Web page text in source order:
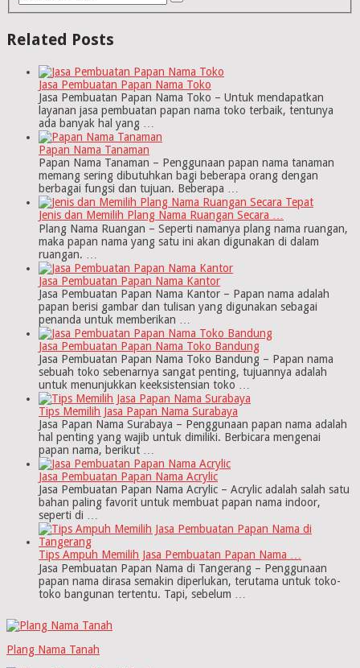
Related Posts
Jasa Pembuatan Papan Nama Toko
Jasa Pembuatan Papan Nama Toko – Untuk mendapatkan
layanan jasa pembuatan papan nama toko terbaik, tentunya
ada banyak hal yang …
Papan Nama Tanaman
Papan Nama Tanaman – Penggunaan papan nama tanaman
memang sering dibutuhkan bagi beberapa orang dengan
berbagai fungsi dan tujuan. Beberapa …
Jenis dan Memilih Plang Nama Ruangan Secara …
Plang Nama Ruangan – Seperti namanya plang nama ruangan,
maka papan nama yang satu ini akan digunakan di dalam
ruangan. …
Jasa Pembuatan Papan Nama Kantor
Jasa Pembuatan Papan Nama Kantor – Papan nama adalah
papan berisi gambar dan tulisan yang digunakan sebagai
penanda untuk memberikan …
Jasa Pembuatan Papan Nama Toko Bandung
Jasa Pembuatan Papan Nama Toko Bandung – Papan nama
sebuah toko sebenarnya sangat penting, tujuannya adalah
untuk menunjukkan keeksistensian toko …
Tips Memilih Jasa Papan Nama Surabaya
Jasa Papan Nama Surabaya – Penggunaan papan nama adalah
hal penting yang wajib untuk dimiliki. Berbicara mengenai
papan nama, berikut …
Jasa Pembuatan Papan Nama Acrylic
Jasa Pembuatan Papan Nama Acrylic – Acrylic adalah salah satu
bahan paling favorit untuk membuat papan nama indoor,
seperti di …
Tips Ampuh Memilih Jasa Pembuatan Papan Nama …
Jasa Pembuatan Papan Nama di Tangerang – Penggunaan
papan nama dirasa semakin diperlukan, terutama untuk toko-
toko bangunan tertentu. Tapi, sebelum …
Plang Nama Tanah